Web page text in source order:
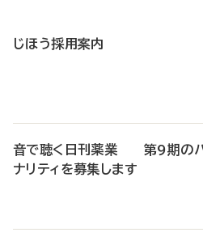
じほう採用案内
音で聴く日刊薬業 第9期の
ナリティを募集します